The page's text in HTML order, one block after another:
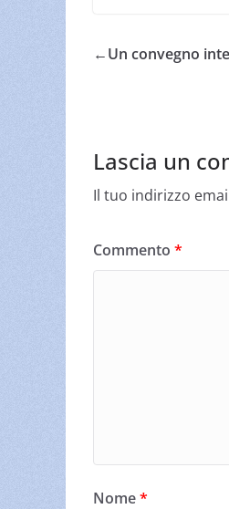
←Un convegno
Lascia un
Il tuo indirizzo
Commento *
Nome*